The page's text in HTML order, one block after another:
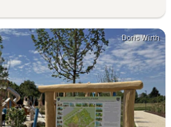
Doris Wirth